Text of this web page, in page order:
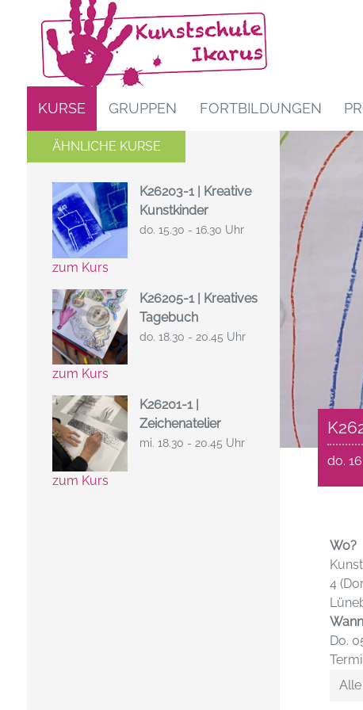
KURSE GRUPPEN FORTBILDUNGEN
ÄHNLICHE KURSE
zum Kurs
K26203-1 | Kreative
Kunstkinder
do. 15.30 - 16.30 Uhr
zum Kurs
K26205-1 | Kreatives
Tagebuch
do. 18.30 - 20.45 Uhr
zum Kurs
K26201-1 |
Zeichenatelier
mi. 18.30 - 20.45 Uhr
do.
Wo?
4
Do.